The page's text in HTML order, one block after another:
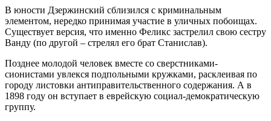
В юности Дзержинский сблизился с криминальным
элементом, нередко принимая участие в уличных побоищах.
Существует версия, что именно Феликс застрелил свою сестру
Ванду (по другой – стрелял его брат Станислав).
Позднее молодой человек вместе со сверстниками-
сионистами увлекся подпольными кружками, расклеивая по
городу листовки антиправительственного содержания. А в
1898 году он вступает в еврейскую социал-демократическую
группу.